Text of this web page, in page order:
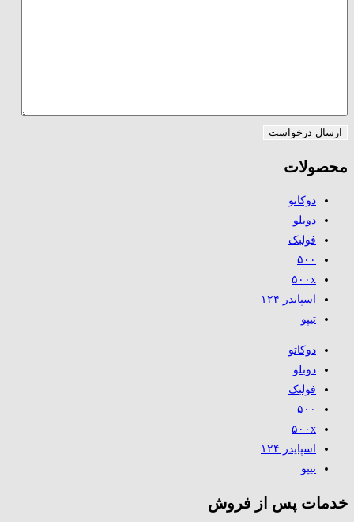
محصولات
دوکاتو
دوبلو
فولبک
۵۰۰
۵۰۰x
اسپایدر ۱۲۴
تیپو
دوکاتو
دوبلو
فولبک
۵۰۰
۵۰۰x
اسپایدر ۱۲۴
تیپو
خدمات پس از فروش